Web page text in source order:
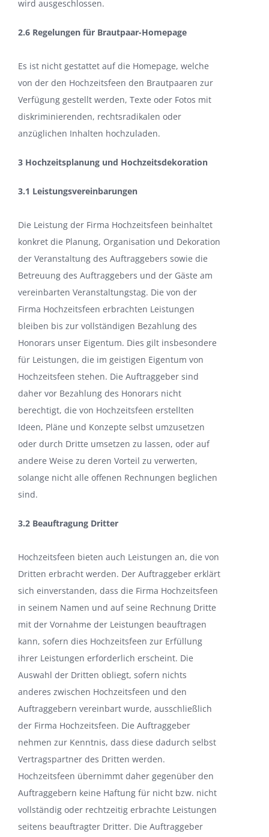
wird ausgeschlossen.
2.6 Regelungen für Brautpaar-Homepage
Es ist nicht gestattet auf die Homepage, welche
von der den Hochzeitsfeen den Brautpaaren zur
Verfügung gestellt werden, Texte oder Fotos mit
diskriminierenden, rechtsradikalen oder
anzüglichen Inhalten hochzuladen.
3 Hochzeitsplanung und Hochzeitsdekoration
3.1 Leistungsvereinbarungen
Die Leistung der Firma Hochzeitsfeen beinhaltet
konkret die Planung, Organisation und Dekoration
der Veranstaltung des Auftraggebers sowie die
Betreuung des Auftraggebers und der Gäste am
vereinbarten Veranstaltungstag. Die von der
Firma Hochzeitsfeen erbrachten Leistungen
bleiben bis zur vollständigen Bezahlung des
Honorars unser Eigentum. Dies gilt insbesondere
für Leistungen, die im geistigen Eigentum von
Hochzeitsfeen stehen. Die Auftraggeber sind
daher vor Bezahlung des Honorars nicht
berechtigt, die von Hochzeitsfeen erstellten
Ideen, Pläne und Konzepte selbst umzusetzen
oder durch Dritte umsetzen zu lassen, oder auf
andere Weise zu deren Vorteil zu verwerten,
solange nicht alle offenen Rechnungen beglichen
sind.
3.2 Beauftragung Dritter
Hochzeitsfeen bieten auch Leistungen an, die von
Dritten erbracht werden. Der Auftraggeber erklärt
sich einverstanden, dass die Firma Hochzeitsfeen
in seinem Namen und auf seine Rechnung Dritte
mit der Vornahme der Leistungen beauftragen
kann, sofern dies Hochzeitsfeen zur Erfüllung
ihrer Leistungen erforderlich erscheint. Die
Auswahl der Dritten obliegt, sofern nichts
anderes zwischen Hochzeitsfeen und den
Auftraggebern vereinbart wurde, ausschließlich
der Firma Hochzeitsfeen. Die Auftraggeber
nehmen zur Kenntnis, dass diese dadurch selbst
Vertragspartner des Dritten werden.
Hochzeitsfeen übernimmt daher gegenüber den
Auftraggebern keine Haftung für nicht bzw. nicht
vollständig oder rechtzeitig erbrachte Leistungen
seitens beauftragter Dritter. Die Auftraggeber